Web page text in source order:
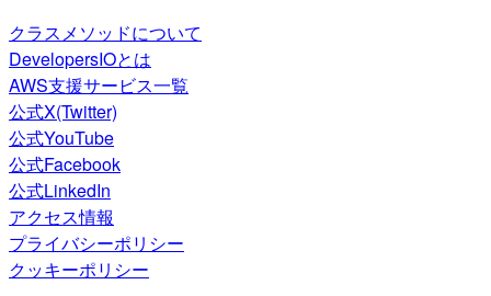
クラスメソッドについて
DevelopersIOとは
AWS支援サービス一覧
公式X(Twitter)
公式YouTube
公式Facebook
公式LinkedIn
アクセス情報
プライバシーポリシー
クッキーポリシー